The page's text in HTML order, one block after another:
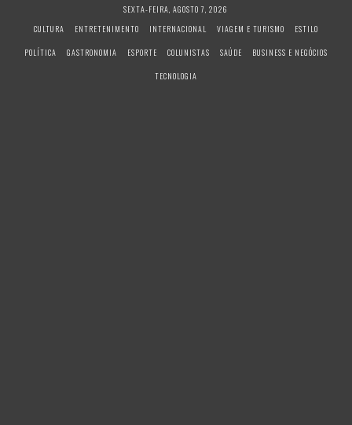
SEXTA-FEIRA, AGOSTO 7, 2026
CULTURA
ENTRETENIMENTO INTERNACIONAL VIAGEM E TURISMO
ESTILO
POLÍTICA
GASTRONOMIA ESPORTE COLUNISTAS SAÚDE
BUSINESS E NEGÓCIOS
TECNOLOGIA